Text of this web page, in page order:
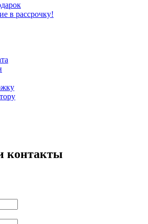
в рассрочку!
контакты